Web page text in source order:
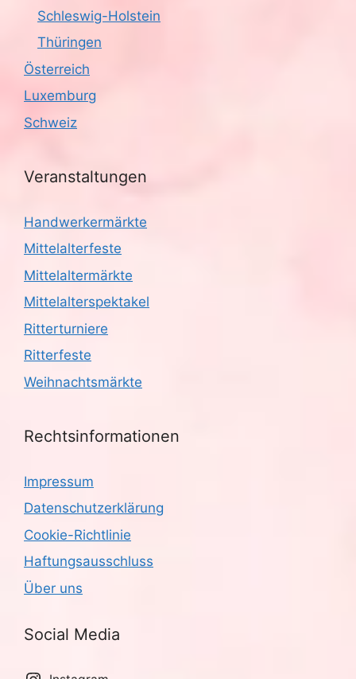
Schleswig-Holstein
Thüringen
Österreich
Luxemburg
Schweiz
Veranstaltungen
Handwerkermärkte
Mittelalterfeste
Mittelaltermärkte
Mittelalterspektakel
Ritterturniere
Ritterfeste
Weihnachtsmärkte
Rechtsinformationen
Impressum
Datenschutzerklärung
Cookie-Richtlinie
Haftungsausschluss
Über uns
Social Media